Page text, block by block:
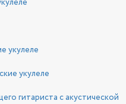
укулеле
укулеле
гитариста с акустической